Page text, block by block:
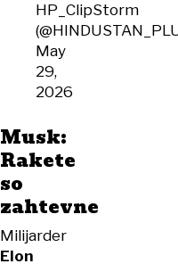
HP_ClipStorm
May
29,
2026
Musk:
Rakete
so
zahtevne
Milijarder
Elon